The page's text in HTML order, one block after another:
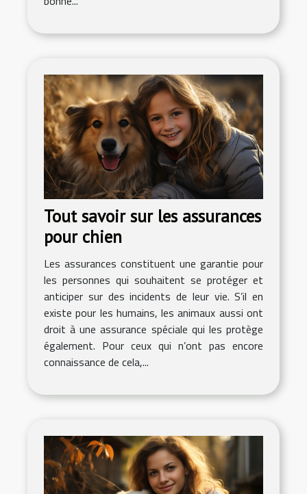
Tout savoir sur les assurances
pour chien
Les assurances constituent une garantie pour
les personnes qui souhaitent se protéger et
anticiper sur des incidents de leur vie. S’il en
existe pour les humains, les animaux aussi ont
droit à une assurance spéciale qui les protège
également. Pour ceux qui n’ont pas encore
connaissance de cela,...